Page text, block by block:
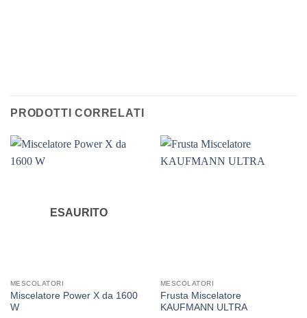
PRODOTTI CORRELATI
ESAURITO
MESCOLATORI
Miscelatore Power X da 1600
W
MESCOLATORI
Frusta Miscelatore
KAUFMANN ULTRA